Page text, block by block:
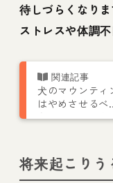
待しづらくなり
ストレスや体調
犬のマウンティ
はやめさせるべ
き？ メスがぬ
将来起こり